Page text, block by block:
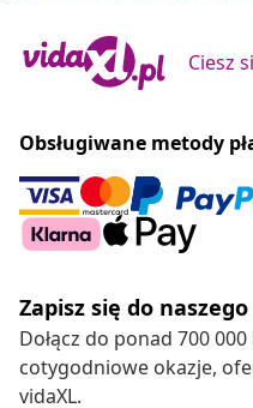
Ciesz
Obsługiwane metody
Zapisz się do
Dołącz do ponad 700
cotygodniowe okazje,
vidaXL.